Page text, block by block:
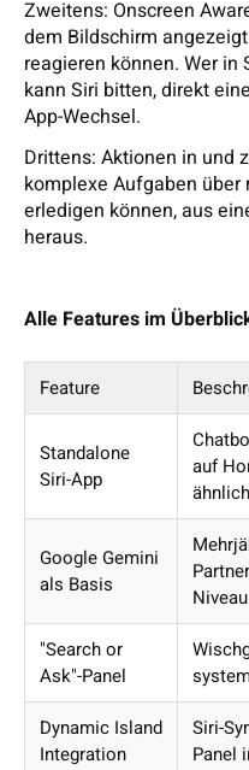
Zweitens: Onscreen
dem Bildschirm
reagieren können. Wer
kann Siri bitten, direkt
App-Wechsel.
Drittens: Aktionen in und
komplexe Aufgaben über
erledigen können, aus
heraus.
Alle Features im
Feature
Standalone
Siri-App
auf
ähnlich
Google Gemini
als Basis
Niveau
"Search or
Ask"-Panel
Dynamic Island
Integration
Siri-
Panel